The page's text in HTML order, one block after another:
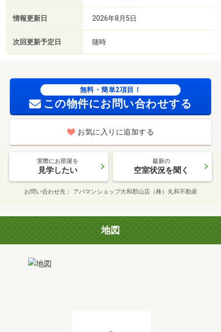
情報更新日 2026年8月5日
次回更新予定日 随時
無料・簡単2項目！
この物件にお問い合わせする
お気に入りに追加する
実際にお部屋を
見学したい
最新の
空室状況を聞く
お問い合わせ先 アパマンショップ大和郡山店（株）丸和不動産
地図